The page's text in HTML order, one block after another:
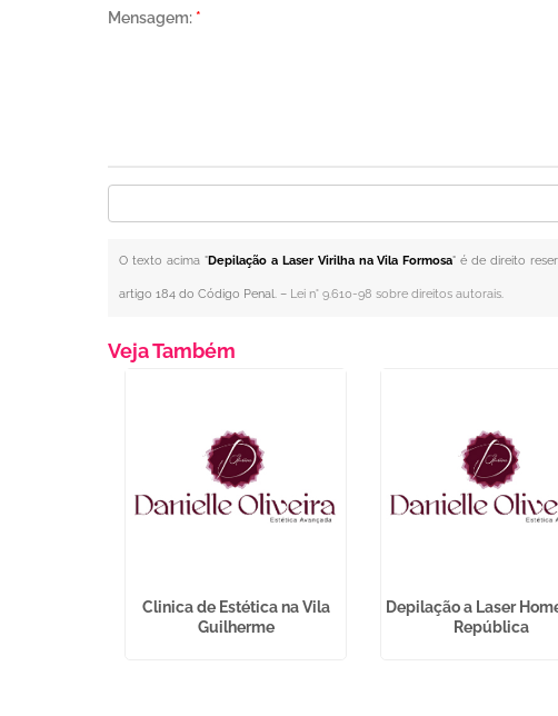
Mensagem: *
O texto acima "Depilação a Laser Virilha na Vila Formosa" é de direito
artigo 184 do Código Penal. – Lei n° 9.610-98 sobre direitos autorais.
Veja Também
Clinica de Estética na Vila
Guilherme
Depilação a Laser
República